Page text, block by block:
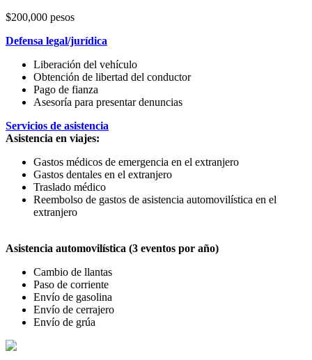
$200,000 pesos
Defensa legal/jurídica
Liberación del vehículo
Obtención de libertad del conductor
Pago de fianza
Asesoría para presentar denuncias
Servicios de asistencia
Asistencia en viajes:
Gastos médicos de emergencia en el extranjero
Gastos dentales en el extranjero
Traslado médico
Reembolso de gastos de asistencia automovilística en el
extranjero
Asistencia automovilística (3 eventos por año)
Cambio de llantas
Paso de corriente
Envío de gasolina
Envío de cerrajero
Envío de grúa